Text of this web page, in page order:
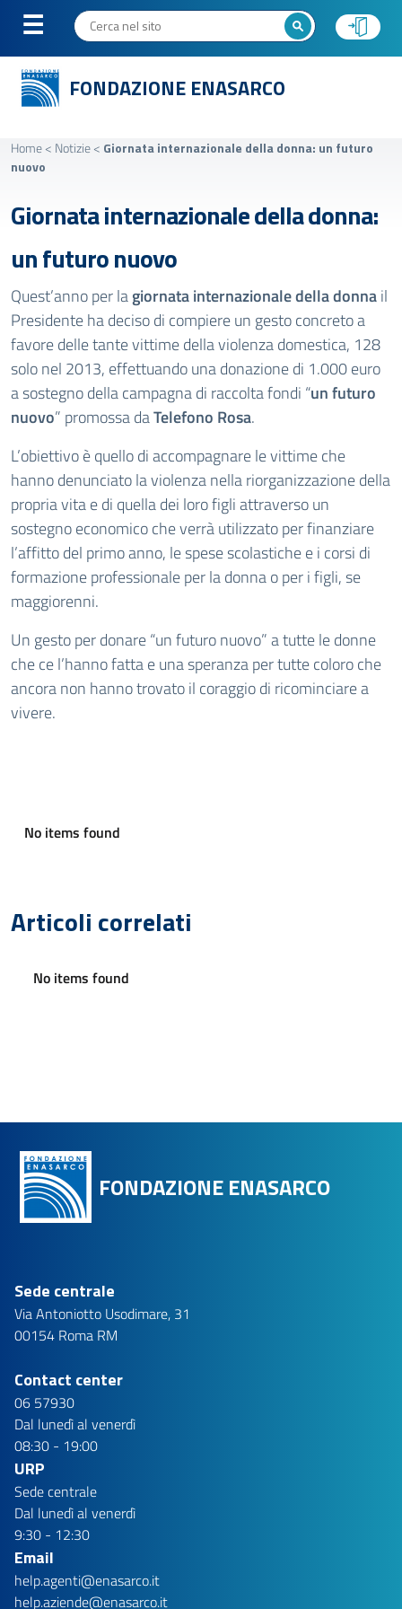
FONDAZIONE ENASARCO
Home< Notizie< Giornata internazionale della donna: un futuro
nuovo
Giornata internazionale della donna:
un futuro nuovo
Quest’anno per lagiornata internazionale della donnail
Presidente ha deciso di compiere un gesto concreto a
favore delle tante vittime della violenza domestica, 128
solo nel 2013, effettuando una donazione di 1.000 euro
a sostegno della campagna di raccolta fondi “un futuro
nuovo” promossa daTelefono Rosa.
L’obiettivo è quello di accompagnare le vittime che
hanno denunciato la violenza nella riorganizzazione della
propria vita e di quella dei loro figli attraverso un
sostegno economico che verrà utilizzato per finanziare
l’affitto del primo anno, le spese scolastiche e i corsi di
formazione professionale per la donna o per i figli, se
maggiorenni.
Un gesto per donare “un futuro nuovo” a tutte le donne
che ce l’hanno fatta e una speranza per tutte coloro che
ancora non hanno trovato il coraggio di ricominciare a
vivere.
No items found
Articoli correlati
No items found
FONDAZIONE ENASARCO
Sede centrale
Via Antoniotto Usodimare, 31
00154 Roma RM
Contact center
06 57930
Dal lunedì al venerdì
08:30 - 19:00
URP
Sede centrale
Dal lunedì al venerdì
9:30 - 12:30
Email
help.agenti@enasarco.it
help.aziende@enasarco.it